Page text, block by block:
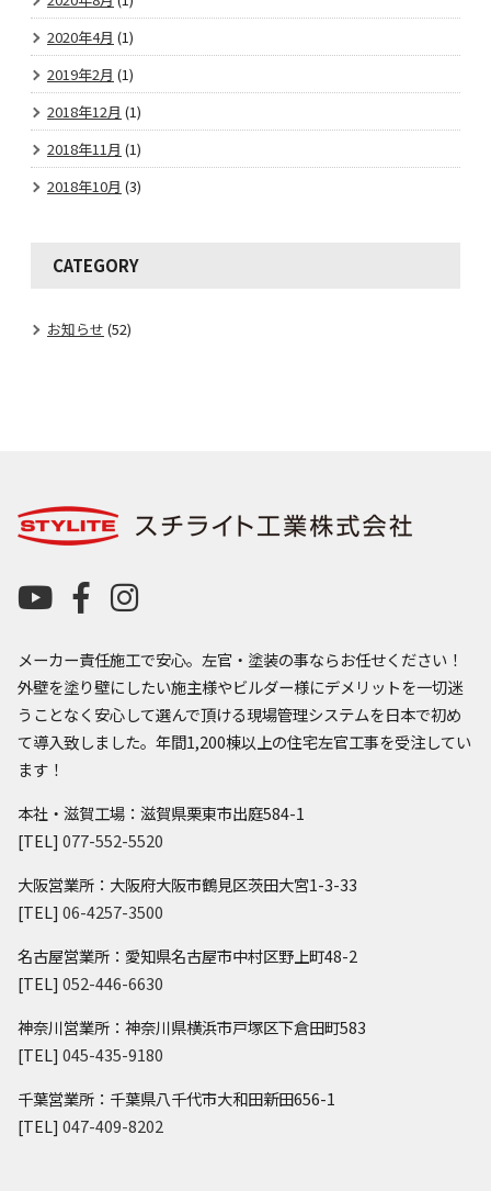
2020年4月 (1)
2019年2月 (1)
2018年12月 (1)
2018年11月 (1)
2018年10月 (3)
CATEGORY
お知らせ (52)
メーカー責任施工で安心。左官・塗装の事ならお任せください！
外壁を塗り壁にしたい施主様やビルダー様にデメリットを一切迷
うことなく安心して選んで頂ける現場管理システムを日本で初め
て導入致しました。年間1,200棟以上の住宅左官工事を受注してい
ます！
本社・滋賀工場：滋賀県栗東市出庭584-1
[TEL] 077-552-5520
大阪営業所：大阪府大阪市鶴見区茨田大宮1-3-33
[TEL] 06-4257-3500
名古屋営業所：愛知県名古屋市中村区野上町48-2
[TEL] 052-446-6630
神奈川営業所：神奈川県横浜市戸塚区下倉田町583
[TEL] 045-435-9180
千葉営業所：千葉県八千代市大和田新田656-1
[TEL] 047-409-8202